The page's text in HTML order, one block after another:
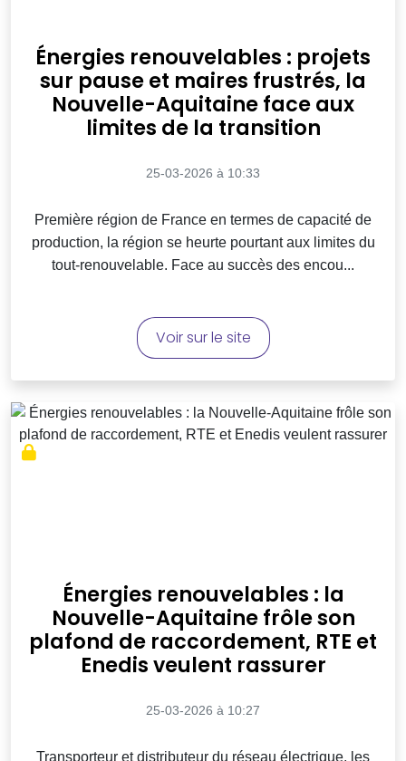
Énergies renouvelables : projets
sur pause et maires frustrés, la
Nouvelle-Aquitaine face aux
limites de la transition
25-03-2026 à 10:33
Première région de France en termes de capacité de
production, la région se heurte pourtant aux limites du
tout-renouvelable. Face au succès des encou...
Voir sur le site
Énergies renouvelables : la
Nouvelle-Aquitaine frôle son
plafond de raccordement, RTE et
Enedis veulent rassurer
25-03-2026 à 10:27
Transporteur et distributeur du réseau électrique, les